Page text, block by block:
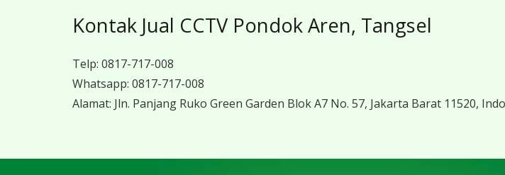
Kontak Jual CCTV Pondok Aren, Tangsel
Telp: 0817-717-008
Whatsapp: 0817-717-008
Alamat: Jln. Panjang Ruko Green Garden Blok A7 No. 57, Jakarta Barat 11520,